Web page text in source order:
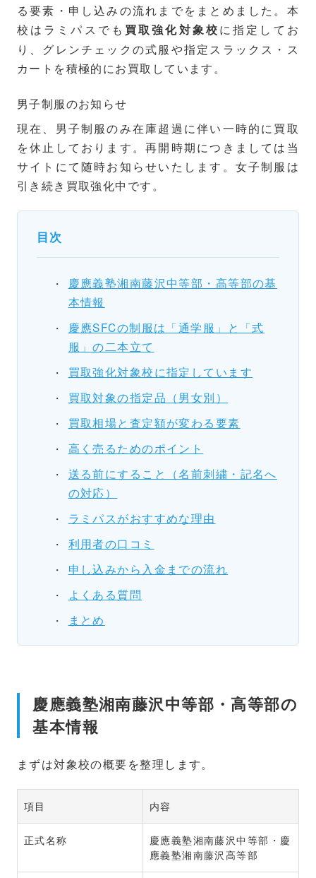
る要素・申し込みの流れまでをまとめました。本
校はラミパスでも 買取強化対象校に指定してお
り、グレンチェックの式服や指定スラックス・ス
カートを積極的にお買取しています。
男子制服のお知らせ
現在、男子制服のみ在庫超過に伴い一時的に買取
を休止しております。再開時期につきましては当
サイトにて随時お知らせいたします。女子制服は
引き続き買取強化中です。
目次
慶應義塾湘南藤沢中等部・高等部の基
本情報
慶應SFCの制服は「通学服」と「式
服」の二本立て
買取強化対象校に指定しています
買取対象の指定品（男女別）
買取相場と査定額が変わる要素
高く売るためのポイント
送る前にすること（名前刺繍・記名へ
の対応）
ラミパスがおすすめな理由
利用者の口コミ
申し込みから入金までの流れ
よくある質問
まとめ
慶應義塾湘南藤沢中等部・高等部の
基本情報
まずは対象校の概要を整理します。
項目 内容
正式名称
慶應義塾湘南藤沢中等部・慶
應義塾湘南藤沢高等部